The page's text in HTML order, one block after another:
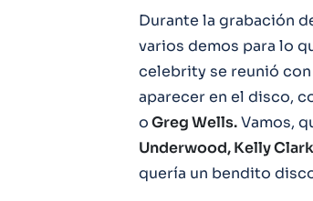
Durante la grabación
varios demos para lo
celebrity se reunió con
aparecer en el disco,
oGreg Wells.Vamos,
Underwood, Kelly
quería un bendito